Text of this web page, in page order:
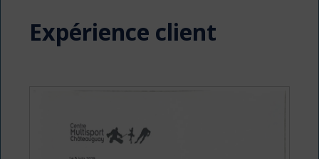
Expérience client